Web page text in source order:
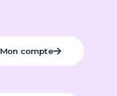
Mon compte